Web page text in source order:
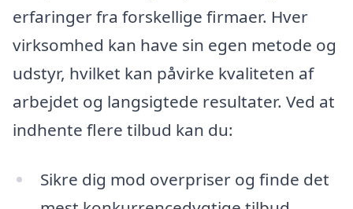
erfaringer fra forskellige firmaer. Hver
virksomhed kan have sin egen metode og
udstyr, hvilket kan påvirke kvaliteten af
arbejdet og langsigtede resultater. Ved at
indhente flere tilbud kan du:
Sikre dig mod overpriser og finde det